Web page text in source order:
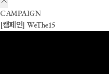
CAMPAIGN
[캠페인] WeThe15